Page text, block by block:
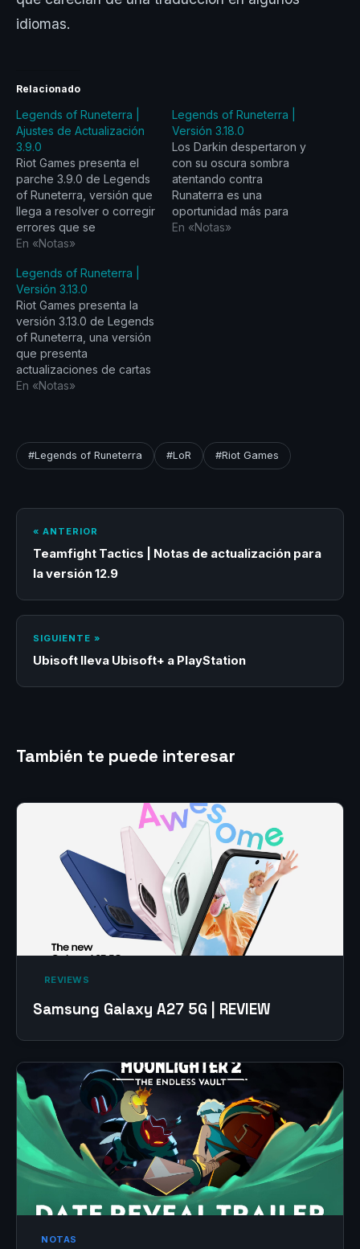
idiomas.
Relacionado
Legends of Runeterra |
Ajustes de Actualización
3.9.0
Riot Games presenta el
parche 3.9.0 de Legends
of Runeterra, versión que
llega a resolver o corregir
errores que se
evidenciaron en la
continuación, los
principales ajustes que se
vienen en LoR.
Correcciones de Errores
● Corrección de un error
que causaba que los
jugadores que
regresaban…
En «Notas»
Legends of Runeterra |
Versión 3.18.0
Los Darkin despertaron y
con su oscura sombra
atentando contra
Runaterra es una
oportunidad más para
que la luz brille y junto a
En «Notas»
Legends of Runeterra |
Versión 3.13.0
Riot Games presenta la
versión 3.13.0 de Legends
of Runeterra, una versión
que presenta
actualizaciones de cartas
a campeones,
corrección de errores.
CAMPEONES Y ALGUNAS
GNAR. ● BARDO EL
GUARDIÁN
TROTAMUNDOS. ●
SUPERCARGA,
SEGUNDA…
En «Notas»
#Legends of Runeterra #LoR #Riot Games
« ANTERIOR
Teamfight Tactics | Notas de actualización para
la versión 12.9
SIGUIENTE »
Ubisoft lleva Ubisoft+ a PlayStation
También te puede interesar
‎ REVIEWS‎
Samsung Galaxy A27 5G | REVIEW
NOTAS